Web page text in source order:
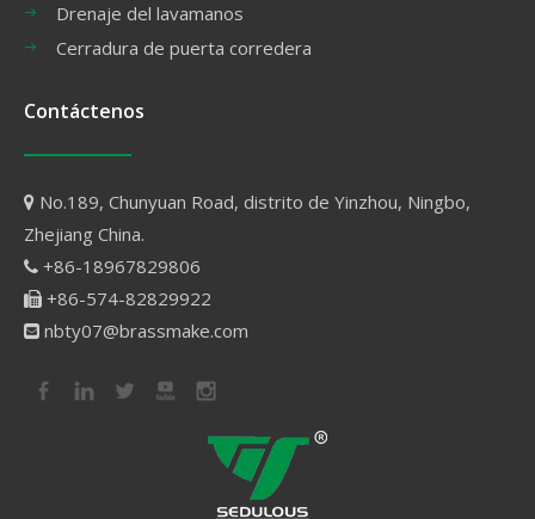
Drenaje del lavamanos
Cerradura de puerta corredera
Contáctenos
 No.189, Chunyuan Road, distrito de Yinzhou, Ningbo,
Zhejiang China.
 +86-18967829806
 +86-574-82829922
 nbty07@brassmake.com